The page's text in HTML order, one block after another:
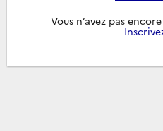
Vous n’avez pas